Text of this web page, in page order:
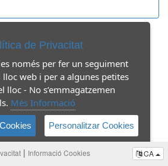
| Informació Cookies CA
de Privacitat
només per fer un seguiment
lloc web i per a algunes petites
lloc - No s’emmagatzemen
Més Informació
Personalitzar Cookies